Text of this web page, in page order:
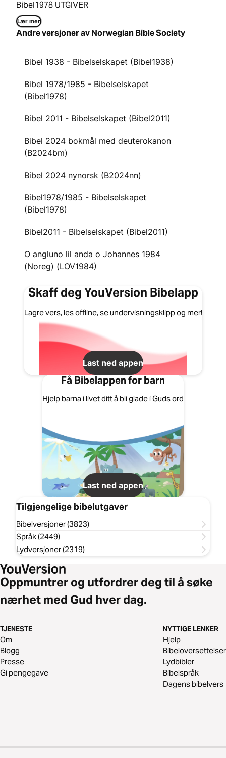
Bibel1978 UTGIVER
Lær mer
Andre versjoner av Norwegian Bible Society
Bibel 1938 - Bibelselskapet (Bibel1938)
Bibel 1978/1985 - Bibelselskapet
(Bibel1978)
Bibel 2011 - Bibelselskapet (Bibel2011)
Bibel 2024 bokmål med deuterokanon
(B2024bm)
Bibel 2024 nynorsk (B2024nn)
Bibel1978/1985 - Bibelselskapet
(Bibel1978)
Bibel2011 - Bibelselskapet (Bibel2011)
O angluno lil anda o Johannes 1984
(Noreg) (LOV1984)
Skaff deg YouVersion Bibelapp
Lagre vers, les offline, se undervisningsklipp og mer!
Last ned appen
Få Bibelappen for barn
Hjelp barna i livet ditt å bli glade i Guds ord
Last ned appen
Tilgjengelige bibelutgaver
Bibelversjoner (3823)
Språk (2449)
Lydversjoner (2319)
Oppmuntrer og utfordrer deg til å søke
nærhet med Gud hver dag.
TJENESTE
Om
Blogg
Presse
Gi pengegave
NYTTIGE LENKER
Hjelp
Bibeloversettelser
Lydbibler
Bibelspråk
Dagens bibelvers